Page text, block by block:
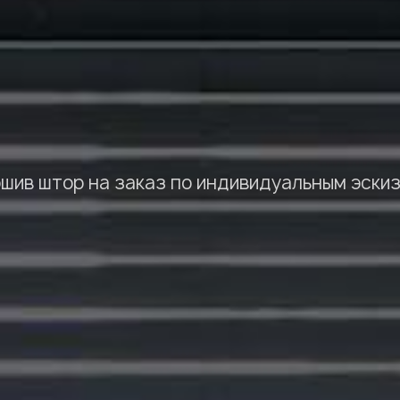
штор на заказ по индивидуальным